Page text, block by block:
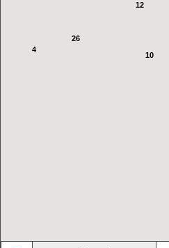
12
26
10
4